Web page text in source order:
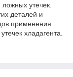
утечек.
деталей и
применения
хладагента.